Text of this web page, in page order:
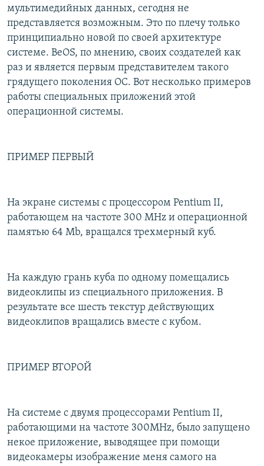
мультимедийных данных, сегодня не
представляется возможным. Это по плечу только
принципиально новой по своей архитектуре
системе. BeOS, по мнению, своих создателей как
раз и является первым представителем такого
грядущего поколения ОС. Вот несколько примеров
работы специальных приложений этой
операционной системы.
ПРИМЕР ПЕРВЫЙ
На экране системы с процессором Pentium II,
работающем на частоте 300 MHz и операционной
памятью 64 Mb, вращался трехмерный куб.
На каждую грань куба по одному помещались
видеоклипы из специального приложения. В
результате все шесть текстур действующих
видеоклипов вращались вместе с кубом.
ПРИМЕР ВТОРОЙ
На системе с двумя процессорами Pentium II,
работающими на частоте 300MHz, было запущено
некое приложение, выводящее при помощи
видеокамеры изображение меня самого на